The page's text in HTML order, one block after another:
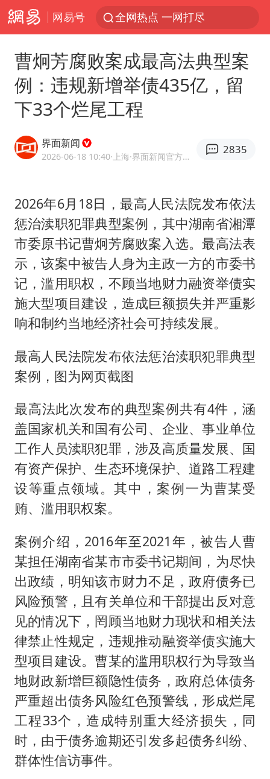
网易号 全网热点 一网打尽
曹炯芳腐败案成最高法典型案
例：违规新增举债435亿，留
下33个烂尾工程
界面新闻
2026-06-18 10:40·上海 ·界面新闻官方网易号
2835
2026年6月18日，最高人民法院发布依法
惩治渎职犯罪典型案例，其中湖南省湘潭
市委原书记曹炯芳腐败案入选。最高法表
示，该案中被告人身为主政一方的市委书
记，滥用职权，不顾当地财力融资举债实
施大型项目建设，造成巨额损失并严重影
响和制约当地经济社会可持续发展。
最高人民法院发布依法惩治渎职犯罪典型
案例，图为网页截图
最高法此次发布的典型案例共有4件，涵
盖国家机关和国有公司、企业、事业单位
工作人员渎职犯罪，涉及高质量发展、国
有资产保护、生态环境保护、道路工程建
设等重点领域。其中，案例一为曹某受
贿、滥用职权案。
案例介绍，2016年至2021年，被告人曹
某担任湖南省某市市委书记期间，为尽快
出政绩，明知该市财力不足，政府债务已
风险预警，且有关单位和干部提出反对意
见的情况下，罔顾当地财力现状和相关法
律禁止性规定，违规推动融资举债实施大
型项目建设。曹某的滥用职权行为导致当
地财政新增巨额隐性债务，政府总体债务
严重超出债务风险红色预警线，形成烂尾
工程33个，造成特别重大经济损失，同
时，由于债务逾期还引发多起债务纠纷、
群体性信访事件。